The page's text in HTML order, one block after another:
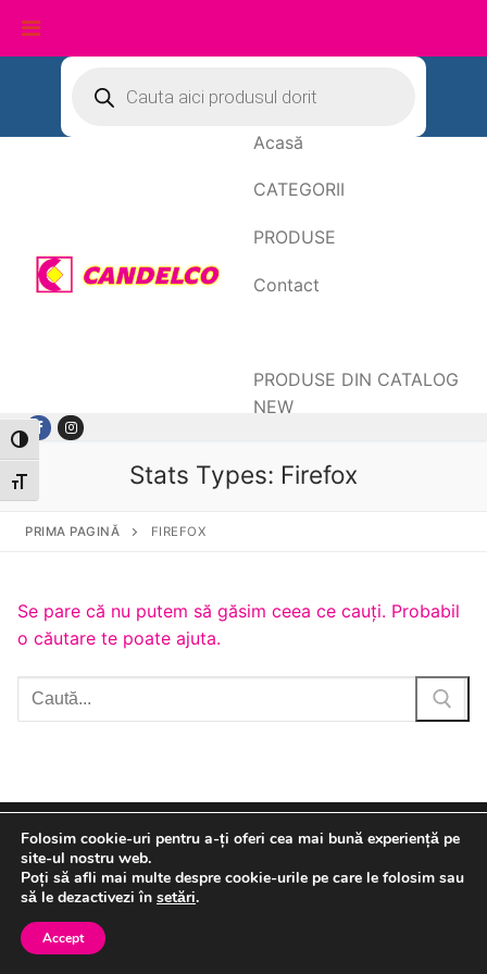
Toggle High Contrast
Toggle Font size
conținut
search
Acasă
CATEGORII
PRODUSE
Contact
PRODUSE DIN CATALOG
NEW
Stats Types: Firefox
PRIMA PAGINĂ FIREFOX
Se pare că nu putem să găsim ceea ce cauți. Probabil
o căutare te poate ajuta.
Caută
după:
Drepturi de autor Candelco © 2026
Folosim cookie-uri pentru a-ți oferi cea mai bună experiență pe
site-ul nostru web.
Poți să afli mai multe despre cookie-urile pe care le folosim sau
să le dezactivezi în setări.
Accept